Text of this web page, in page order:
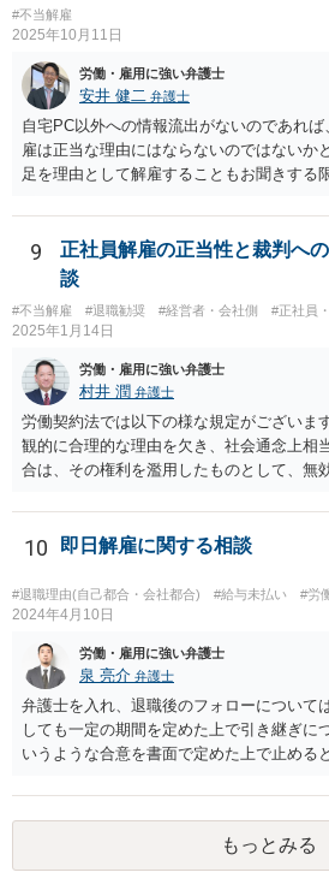
からと言って復職の気持ちが萎えるという
クペイに対する期待から、萎える理由はま
会社も原告の取下を狙っているという作戦
問会社の意思の問題だと思われます。 ＞
反論となっており、論理破綻もしており、
言葉をそのまま、文章にしたのか、一貫し
をそのまま事実主張するしかありません。
にストーリー性を与えるとそれは事実の捏
勝てない（＝解雇無効と判断されやすい）
ージとは逆で、「高年俸・高度専門職だか
をより厳しく求められ、能力不足理由で解
むしろ高くなります。 中途の高度人材を能
① 導入期の評価基準と実績の比較 ② 複数
育の実施 ③ 配置転換などほかの改善策の
ておかないと、解雇は無効とされる可能性
#不当解雇
2025年10月11日
労働・雇用に強い弁護士
安井 健二 弁護士
自宅PC以外への情報流出がないのであれ
雇は正当な理由にはならないのではないか
足を理由として解雇することもお聞きする
勧めします。
9
正社員解雇の正当性と裁判へ
談
#不当解雇 #退職勧奨 #経営者・会社側 #正社員
2025年1月14日
労働・雇用に強い弁護士
村井 潤 弁護士
労働契約法では以下の様な規定がござい
観的に合理的な理由を欠き、社会通念上相
合は、その権利を濫用したものとして、無
ような命令を下し、それにどの様な逆らい
権利の濫用として解雇が無効とされる恐れ
は判断が難しいと思います。 経営上整理解
は事案が異なると思われます。 【ご質問
なく解雇ちうことをされたのでしたら、反
ったと評価されることになろうかと思われ
ですので、一般論的な私見としてお答えし
さい。
10 即日解雇に関する相談
#退職理由(自己都合・会社都合) #給与未払い #労
2024年4月10日
労働・雇用に強い弁護士
泉 亮介 弁護士
弁護士を入れ、退職後のフォローについて
しても一定の期間を定めた上で引き継ぎに
いうような合意を書面で定めた上で止める
弁護士とすることができるため、会社から
るかと思われます。 精神的に会社側と対
場合には、弁護士を立てた上で退職につい
ても良いでしょう。
もっとみる